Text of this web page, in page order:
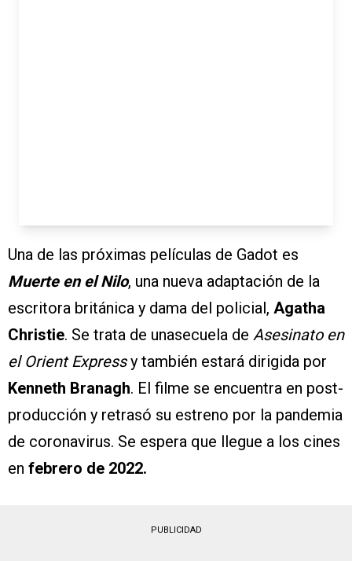
Una de las próximas películas de Gadot es
Muerte en el Nilo, una nueva adaptación de la
escritora británica y dama del policial, Agatha
Christie. Se trata de unasecuela de Asesinato en
el Orient Expressy también estará dirigida por
Kenneth Branagh. El filme se encuentra en post-
producción y retrasó su estreno por la pandemia
de coronavirus. Se espera que llegue a los cines
en febrero de 2022.
PUBLICIDAD